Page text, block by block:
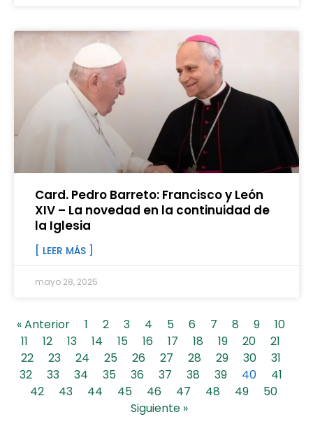
Card. Pedro Barreto: Francisco y León
XIV – La novedad en la continuidad de
la Iglesia
[ LEER MÁS ]
mayo 28, 2025
« Anterior 1 2 3 4 5 6 7 8 9
10
11
12 13 14 15 16 17 18 19 20
21
22
23 24 25 26 27 28 29 30
31
32
33 34 35 36 37 38 39 40
41
42
43 44 45 46 47 48 49
50
Siguiente »